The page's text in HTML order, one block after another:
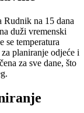
Rudnik na 15 dana
duži vremenski
se temperatura
planiranje odjeće i
za sve dane, što